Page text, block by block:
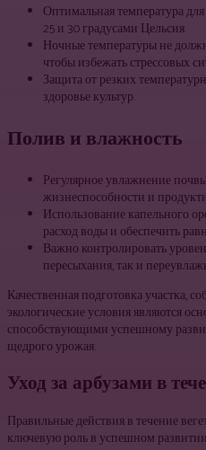
Оптимальная температура
25 и 30 градусами Цельсия.
Ночные температуры не
чтобы избежать стрессовых
Защита от резких
здоровье культур.
Полив и влажность
Регулярное увлажнение
жизнеспособности и
Использование капельного
расход воды и обеспечить
Важно контролировать
пересыхания, так и
Качественная подготовка участка,
экологические условия являются
способствующими успешному
щедрого урожая.
Уход за арбузами в
Правильные действия в течение
ключевую роль в успешном